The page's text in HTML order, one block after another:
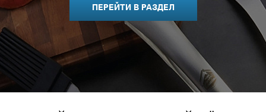
ПЕРЕЙТИ В РАЗДЕЛ